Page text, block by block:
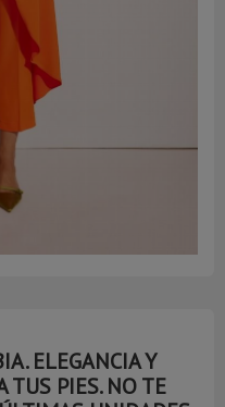
ELEGANCIA Y
TUS PIES. NO TE